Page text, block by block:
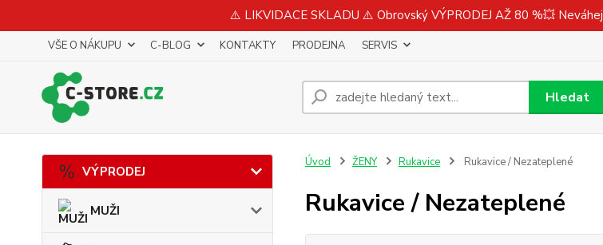
⚠️ LIKVIDACE SKLADU ⚠️ Obrovský VÝPRODEJ AŽ 80 %💥
VŠE O NÁKUPU C-BLOG KONTAKTY PRODEJNA SERVIS
Hledat
VÝPRODEJ
MUŽI
Úvod ŽENY Rukavice Rukavice / Nezateplené
Rukavice / Nezateplené